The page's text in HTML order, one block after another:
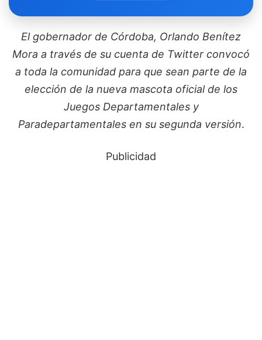
El gobernador de Córdoba, Orlando Benítez
Mora a través de su cuenta de Twitter convocó
a toda la comunidad para que sean parte de la
elección de la nueva mascota oficial de los
Juegos Departamentales y
Paradepartamentales en su segunda versión.
Publicidad